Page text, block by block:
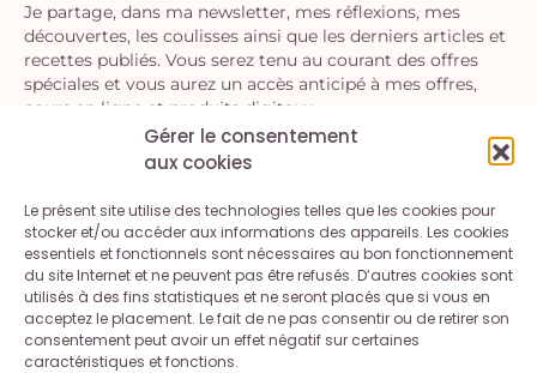
Gérer le consentement
aux cookies
Le présent site utilise des technologies telles que les cookies pour
stocker et/ou accéder aux informations des appareils. Les cookies
essentiels et fonctionnels sont nécessaires au bon fonctionnement
du site Internet et ne peuvent pas être refusés. D’autres cookies sont
utilisés à des fins statistiques et ne seront placés que si vous en
acceptez le placement. Le fait de ne pas consentir ou de retirer son
consentement peut avoir un effet négatif sur certaines
caractéristiques et fonctions.
Je partage, dans ma newsletter, mes réflexions, mes
découvertes, les coulisses ainsi que les derniers articles et
recettes publiés. Vous serez tenu au courant des offres
spéciales et vous aurez un accès anticipé à mes offres,
cours en ligne et produits digitaux.
En vous inscrivant, vous acceptez la politique de confidentialité.
Vous pouvez vous désinscrire à tout moment.